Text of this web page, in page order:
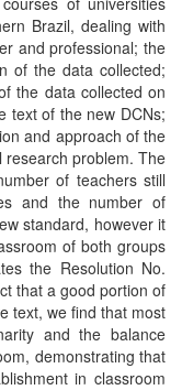
Brazil, dealing with
and professional; the
of the data collected;
the data collected on
text of the new DCNs;
and approach of the
research problem. The
of teachers still
and the number of
standard, however it
of both groups
the Resolution No.
that a good portion of
text, we find that most
and the balance
demonstrating that
in classroom